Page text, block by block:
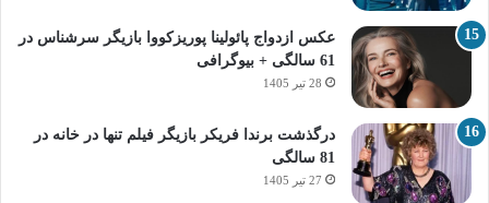
عکس ازدواج پائولینا پوریزکووا بازیگر سرشناس در
61 سالگی + بیوگرافی
28 تیر 1405
درگذشت برندا فریکر بازیگر فیلم تنها در خانه در
81 سالگی
27 تیر 1405